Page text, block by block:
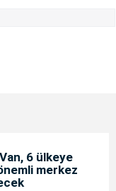
6 ülkeye
merkez